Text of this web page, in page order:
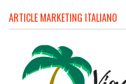
ARTICLE MARKETING ITALIANO